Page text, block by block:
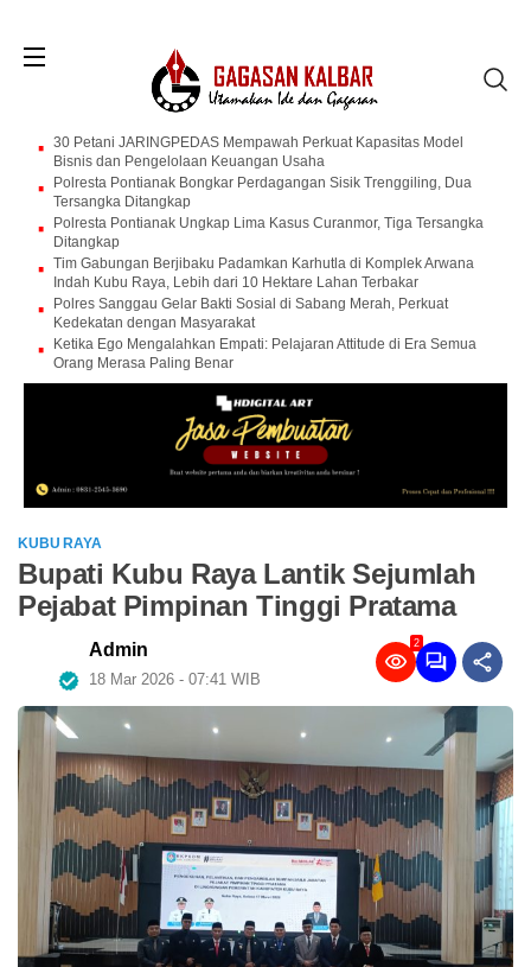
30 Petani JARINGPEDAS Mempawah Perkuat Kapasitas Model
Bisnis dan Pengelolaan Keuangan Usaha
Polresta Pontianak Bongkar Perdagangan Sisik Trenggiling, Dua
Tersangka Ditangkap
Polresta Pontianak Ungkap Lima Kasus Curanmor, Tiga Tersangka
Ditangkap
Tim Gabungan Berjibaku Padamkan Karhutla di Komplek Arwana
Indah Kubu Raya, Lebih dari 10 Hektare Lahan Terbakar
Polres Sanggau Gelar Bakti Sosial di Sabang Merah, Perkuat
Kedekatan dengan Masyarakat
Ketika Ego Mengalahkan Empati: Pelajaran Attitude di Era Semua
Orang Merasa Paling Benar
KUBU RAYA
Bupati Kubu Raya Lantik Sejumlah
Pejabat Pimpinan Tinggi Pratama
Admin
18 Mar 2026 - 07:41 WIB
2